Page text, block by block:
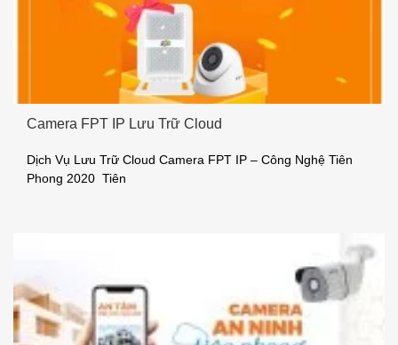
Camera FPT IP Lưu Trữ Cloud
Dịch Vụ Lưu Trữ Cloud Camera FPT IP – Công Nghệ Tiên
Phong 2020 Tiên